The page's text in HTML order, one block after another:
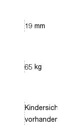
19 mm
65 kg
vorhanden